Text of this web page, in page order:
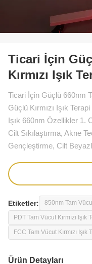
Ticari İçin
Kırmızı Işık
Ticari İçin Güçlü 660nm
Güçlü Kırmızı Işık
Işık 660nm Özellikler 1.
Cilt Sıkılaştırma, Akne
Gençleştirme, Cilt
Etiketler: 850nm Tam
PDT Tam Vücut Kırmızı Işık
FCC Tam Vücut Kırmızı Işık
Ürün Detayları